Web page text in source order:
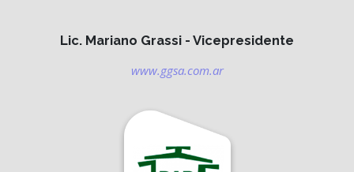
Lic. Mariano Grassi - Vicepresidente
www.ggsa.com.ar